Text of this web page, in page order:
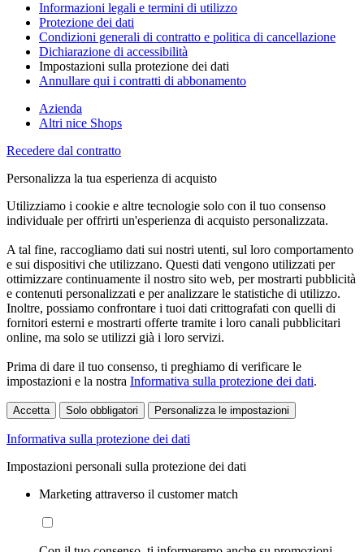
Informazioni legali e termini di utilizzo
Protezione dei dati
Condizioni generali di contratto e politica di cancellazione
Dichiarazione di accessibilità
Impostazioni sulla protezione dei dati
Annullare qui i contratti di abbonamento
Azienda
Altri nice Shops
Recedere dal contratto
Personalizza la tua esperienza di acquisto
Utilizziamo i cookie e altre tecnologie solo con il tuo consenso
individuale per offrirti un'esperienza di acquisto personalizzata.
A tal fine, raccogliamo dati sui nostri utenti, sul loro comportamento
e sui dispositivi che utilizzano. Questi dati vengono utilizzati per
ottimizzare continuamente il nostro sito web, per mostrarti pubblicità
e contenuti personalizzati e per analizzare le statistiche di utilizzo.
Inoltre, possiamo confrontare i tuoi dati crittografati con quelli di
fornitori esterni e mostrarti offerte tramite i loro canali pubblicitari
online, ma solo se utilizzi già i loro servizi.
Prima di dare il tuo consenso, ti preghiamo di verificare le
impostazioni e la nostra Informativa sulla protezione dei dati.
Accetta Solo obbligatori Personalizza le impostazioni
Informativa sulla protezione dei dati
Impostazioni personali sulla protezione dei dati
Marketing attraverso il customer match